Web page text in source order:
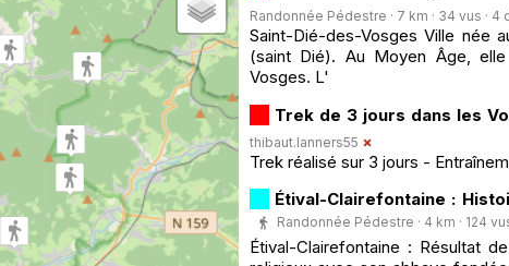
Randonnée Pédestre · 7 km · 34 vus · 4
Saint-Dié-des-Vosges Ville née
(saint Dié). Au Moyen Âge,
Vosges. L'
Trek de 3 jours dans les
thibaut.lanners55
Trek réalisé sur 3 jours -
Étival-Clairefontaine :
Randonnée Pédestre · 4 km · 124
Étival-Clairefontaine : Résultat